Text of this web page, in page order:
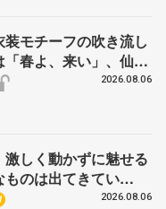
モチーフの吹き流し
春よ、来い」、仙台
2026.08.06
しく動かずに魅せる
ものは出てきてい
〟と慕うレジェンド
2026.08.06